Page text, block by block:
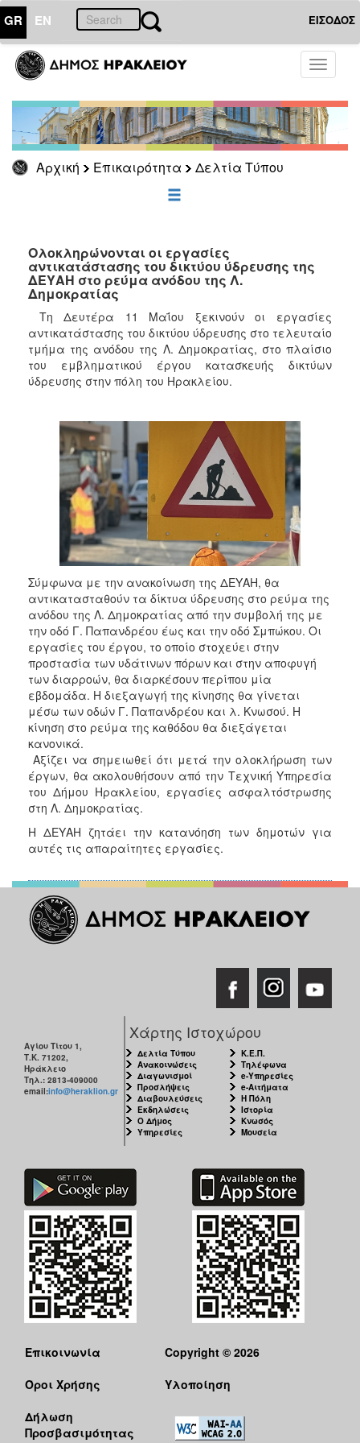
GR EN ΕΙΣΟΔΟΣ
Toggle
Αρχική Επικαιρότητα Δελτία Τύπου
ΕΠΙΚΑΙΡΟΤΗΤΑ
Τύπου
Αρχείο
ΕΠΙΣΚΕΠΤΗΣ
ΗΡΑΚΛΕΙΟ
Ολοκληρώνονται οι εργασίες
αντικατάστασης του δικτύου ύδρευσης της
ΔΕΥΑΗ στο ρεύμα ανόδου της Λ.
Δημοκρατίας
Τη Δευτέρα 11 Μαΐου ξεκινούν οι εργασίες
αντικατάστασης του δικτύου ύδρευσης στο τελευταίο
τμήμα της ανόδου της Λ. Δημοκρατίας, στο πλαίσιο
του εμβληματικού έργου κατασκευής δικτύων
ύδρευσης στην πόλη του Ηρακλείου.
Σύμφωνα με την ανακοίνωση της ΔΕΥΑΗ, θα
αντικατασταθούν τα δίκτυα ύδρευσης στο ρεύμα της
ανόδου της Λ. Δημοκρατίας από την συμβολή της με
την οδό Γ. Παπανδρέου έως και την οδό Σμπώκου. Οι
εργασίες του έργου, το οποίο στοχεύει στην
προστασία των υδάτινων πόρων και στην αποφυγή
των διαρροών, θα διαρκέσουν περίπου μία
εβδομάδα. Η διεξαγωγή της κίνησης θα γίνεται
μέσω των οδών Γ. Παπανδρέου και λ. Κνωσού. Η
κίνηση στο ρεύμα της καθόδου θα διεξάγεται
κανονικά.
Αξίζει να σημειωθεί ότι μετά την ολοκλήρωση των
έργων, θα ακολουθήσουν από την Τεχνική Υπηρεσία
του Δήμου Ηρακλείου, εργασίες ασφαλτόστρωσης
στη Λ. Δημοκρατίας.
Η ΔΕΥΑΗ ζητάει την κατανόηση των δημοτών για
αυτές τις απαραίτητες εργασίες.
Αγίου Τίτου 1,
Τ.Κ. 71202,
Ηράκλειο
Τηλ.: 2813-409000
email:info@heraklion.gr
Χάρτης Ιστοχώρου
Δελτία Τύπου
Ανακοινώσεις
Διαγωνισμοί
Προσλήψεις
Διαβουλεύσεις
Εκδηλώσεις
Ο Δήμος
Υπηρεσίες
Κ.Ε.Π.
Τηλέφωνα
e-Υπηρεσίες
e-Αιτήματα
Η Πόλη
Ιστορία
Κνωσός
Μουσεία
Επικοινωνία
Όροι Χρήσης
Δήλωση
Προσβασιμότητας
Copyright © 2026
Υλοποίηση